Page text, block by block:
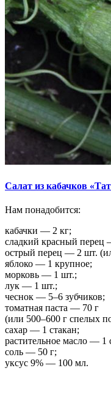
Салат из кабачков
Нам понадобится:
кабачки — 2 кг;
сладкий красный перец
острый перец — 2 шт.
яблоко — 1 крупное;
морковь — 1 шт.;
лук — 1 шт.;
чеснок — 5–6 зубчиков;
томатная паста — 70 г
(или 500–600 г спелых
сахар — 1 стакан;
растительное масло — 1
соль — 50 г;
уксус 9% — 100 мл.